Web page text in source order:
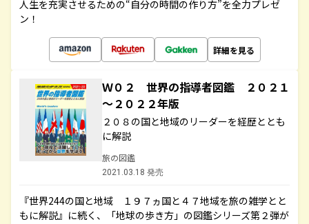
人生を充実させるための“自分の時間の作り方”を全力プレゼ
ン！
詳細を見る
Ｗ０２ 世界の指導者図鑑 ２０２１
～２０２２年版
２０８の国と地域のリーダーを経歴ととも
に解説
旅の図鑑
2021.03.18 発売
『世界244の国と地域 １９７ヵ国と４７地域を旅の雑学とと
もに解説』に続く、「地球の歩き方」の図鑑シリーズ第２弾が